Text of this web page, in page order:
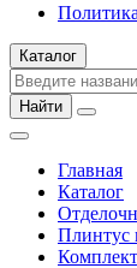
Каталог
Найти
Главная
Каталог
Плинтус